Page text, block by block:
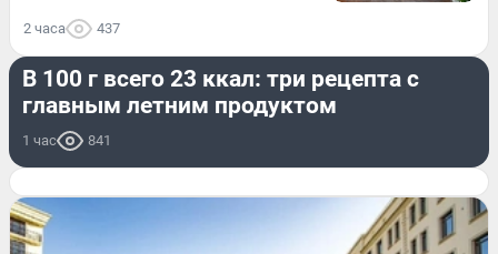
2 часа 437
В 100 г всего 23 ккал: три рецепта с
главным летним продуктом
1 час 841